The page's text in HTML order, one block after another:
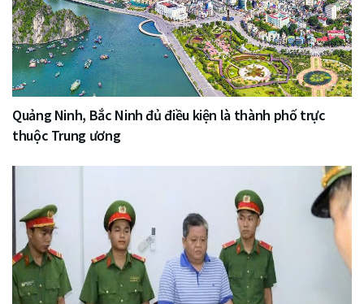
Quảng Ninh, Bắc Ninh đủ điều kiện là thành phố trực
thuộc Trung ương